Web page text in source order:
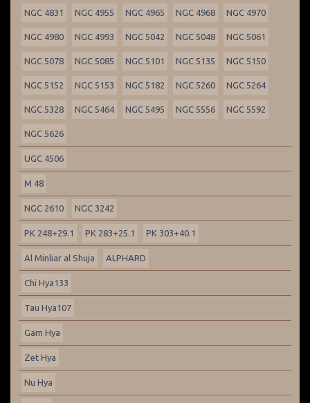
NGC 4831 NGC 4955 NGC 4965 NGC 4968 NGC 4970
NGC 4980 NGC 4993 NGC 5042 NGC 5048 NGC 5061
NGC 5078 NGC 5085 NGC 5101 NGC 5135 NGC 5150
NGC 5152 NGC 5153 NGC 5182 NGC 5260 NGC 5264
NGC 5328 NGC 5464 NGC 5495 NGC 5556 NGC 5592
NGC 5626
UGC 4506
M 48
NGC 2610 NGC 3242
PK 248+29.1 PK 283+25.1 PK 303+40.1
Al Minliar al Shuja ALPHARD
Chi Hya133
Tau Hya107
Gam Hya
Zet Hya
Nu Hya